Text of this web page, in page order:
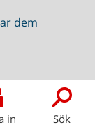
dem
in Sök